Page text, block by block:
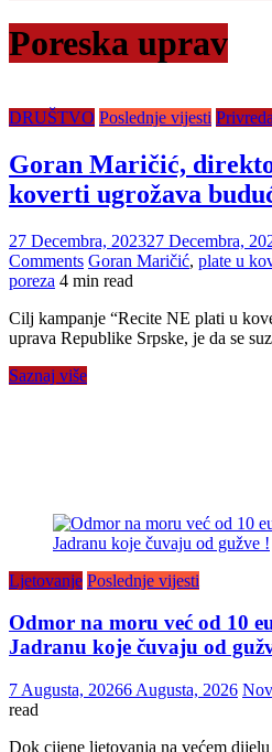
Poreska uprav
DRUŠTVO Poslednje vijesti Privreda
Goran Maričić,
koverti ugrožava
27 Decembra, 202327 Decembra,
Comments Goran Maričić, plate u
poreza 4 min read
Cilj kampanje “Recite NE plati u
uprava Republike Srpske, je da se
Saznaj više
Ljetovanje Poslednje vijesti
Odmor na moru već od 10
Jadranu koje čuvaju od
7 Augusta, 20266 Augusta, 2026
read
Dok cijene ljetovanja na većem